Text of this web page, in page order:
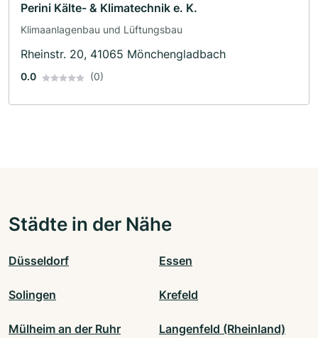
Perini Kälte- & Klimatechnik e. K.
Klimaanlagenbau und Lüftungsbau
Rheinstr. 20, 41065 Mönchengladbach
0.0 (0)
Städte in der Nähe
Düsseldorf Essen
Solingen Krefeld
Mülheim an der Ruhr Langenfeld (Rheinland)